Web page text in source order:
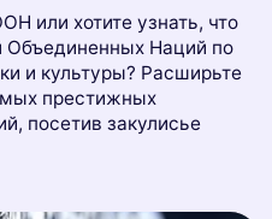
или хотите узнать, что
Объединенных Наций по
и культуры? Расширьте
престижных
посетив закулисье